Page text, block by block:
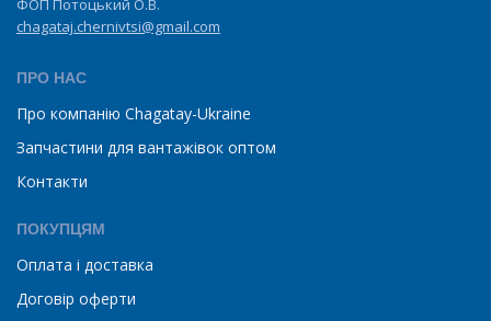
ФОП Потоцький О.В.
chagataj.chernivtsi@gmail.com
ПРО НАС
Про компанію Chagatay-Ukraine
Запчастини для вантажівок оптом
Контакти
ПОКУПЦЯМ
Оплата і доставка
Договір оферти